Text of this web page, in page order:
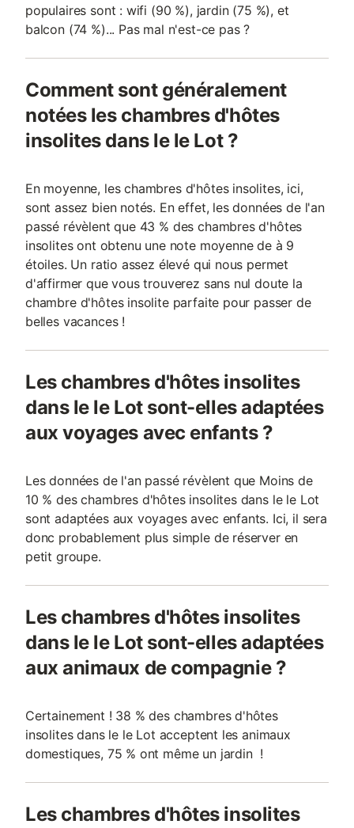
populaires sont : wifi (90 %), jardin (75 %), et
balcon (74 %)... Pas mal n'est-ce pas ?
Comment sont généralement
notées les chambres d'hôtes
insolites dans le le Lot ?
En moyenne, les chambres d'hôtes insolites, ici,
sont assez bien notés. En effet, les données de l'an
passé révèlent que 43 % des chambres d'hôtes
insolites ont obtenu une note moyenne de à 9
étoiles. Un ratio assez élevé qui nous permet
d'affirmer que vous trouverez sans nul doute la
chambre d'hôtes insolite parfaite pour passer de
belles vacances !
Les chambres d'hôtes insolites
dans le le Lot sont-elles adaptées
aux voyages avec enfants ?
Les données de l'an passé révèlent que Moins de
10 % des chambres d'hôtes insolites dans le le Lot
sont adaptées aux voyages avec enfants. Ici, il sera
donc probablement plus simple de réserver en
petit groupe.
Les chambres d'hôtes insolites
dans le le Lot sont-elles adaptées
aux animaux de compagnie ?
Certainement ! 38 % des chambres d'hôtes
insolites dans le le Lot acceptent les animaux
domestiques, 75 % ont même un jardin !
Les chambres d'hôtes insolites